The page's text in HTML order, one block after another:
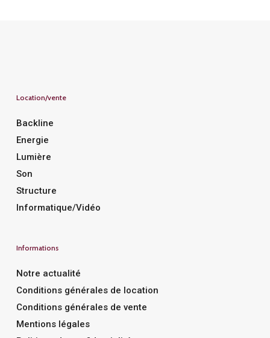
Location/vente
Backline
Energie
Lumière
Son
Structure
Informatique/Vidéo
Informations
Notre actualité
Conditions générales de location
Conditions générales de vente
Mentions légales